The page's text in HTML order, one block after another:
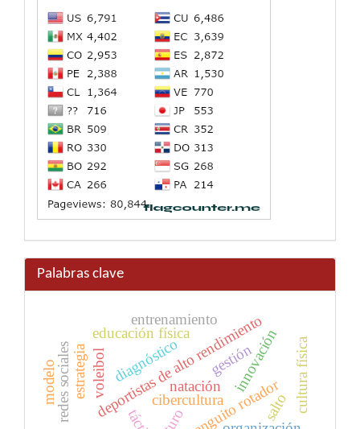
Palabras clave
deportistas de alto rendimiento
diagnóstico
manguito rotador
natación innovación
educación física
salto
voleibol cultura física
estrategia
cibercultura
redes sociales gestión
modelo
entrenamiento